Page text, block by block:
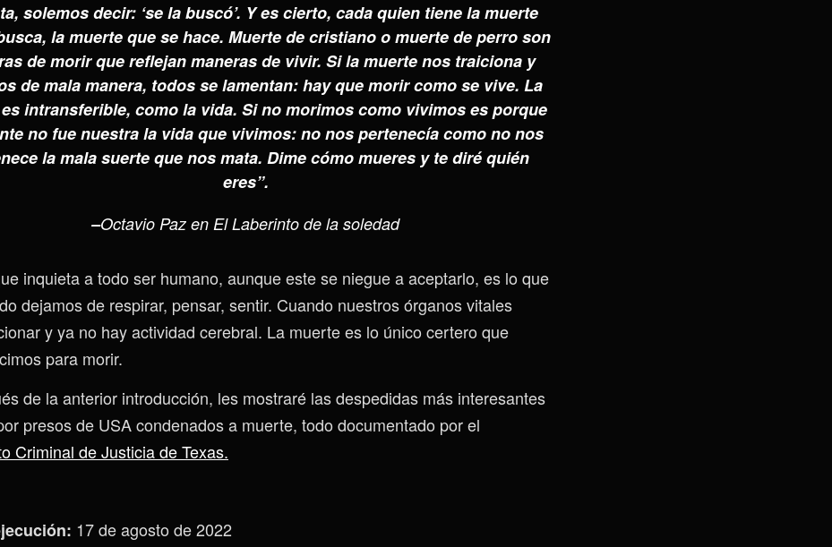
solemos decir: ‘se la buscó’. Y es cierto, cada quien tiene la muerte
la muerte que se hace. Muerte de cristiano o muerte de perro son
de morir que reflejan maneras de vivir. Si la muerte nos traiciona y
de mala manera, todos se lamentan: hay que morir como se vive. La
intransferible, como la vida. Si no morimos como vivimos es porque
no fue nuestra la vida que vivimos: no nos pertenecía como no nos
la mala suerte que nos mata. Dime cómo mueres y te diré quién
eres”.
–Octavio Paz en El Laberinto de la soledad
inquieta a todo ser humano, aunque este se niegue a aceptarlo, es lo que
dejamos de respirar, pensar, sentir. Cuando nuestros órganos vitales
y ya no hay actividad cerebral. La muerte es lo único certero que
para morir.
de la anterior introducción, les mostraré las despedidas más interesantes
presos de USA condenados a muerte, todo documentado por el
Criminal de Justicia de Texas.
17 de agosto de 2022